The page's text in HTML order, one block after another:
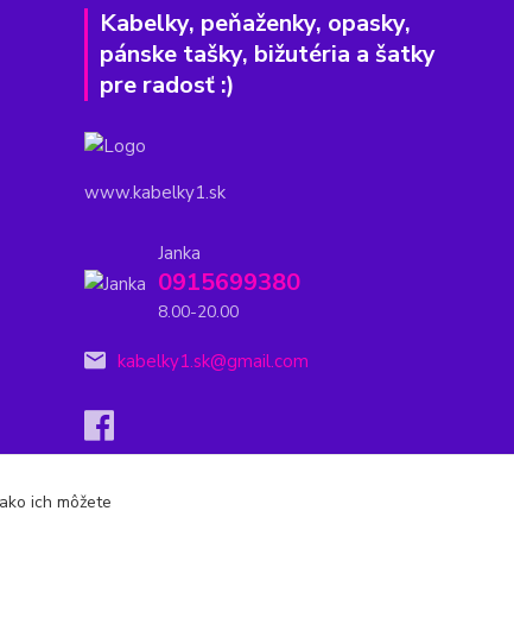
Kabelky, peňaženky, opasky,
pánske tašky, bižutéria a šatky
pre radosť :)
www.kabelky1.sk
Janka
0915699380
8.00-20.00
kabelky1.sk@gmail.com
ich môžete